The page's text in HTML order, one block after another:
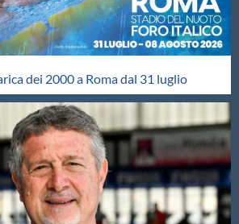
dei 2000 a Roma dal 31 luglio